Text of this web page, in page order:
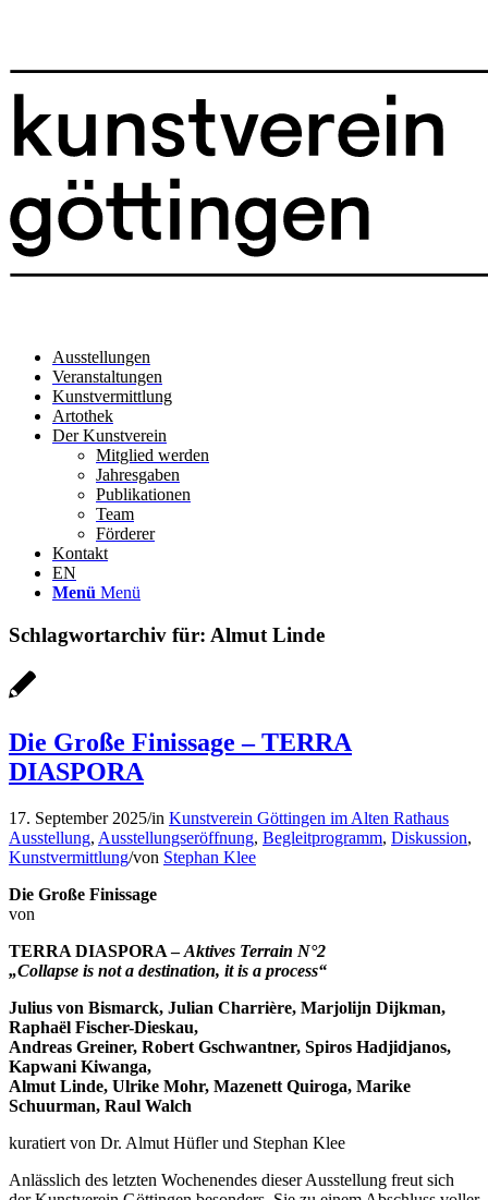
Ausstellungen
Veranstaltungen
Kunstvermittlung
Artothek
Der Kunstverein
Mitglied werden
Jahresgaben
Publikationen
Team
Förderer
Kontakt
EN
Menü Menü
Schlagwortarchiv für: Almut Linde
Die Große Finissage – TERRA
DIASPORA
17. September 2025/in Kunstverein Göttingen im Alten Rathaus
Ausstellung, Ausstellungseröffnung, Begleitprogramm, Diskussion,
Kunstvermittlung/von Stephan Klee
Die Große Finissage
von
TERRA DIASPORA –Aktives Terrain N°2
„Collapse is not a destination, it is a process“
Julius von Bismarck, Julian Charrière, Marjolijn Dijkman,
Raphaël Fischer-Dieskau,
Andreas Greiner, Robert Gschwantner, Spiros Hadjidjanos,
Kapwani Kiwanga,
Almut Linde, Ulrike Mohr, Mazenett Quiroga, Marike
Schuurman, Raul Walch
kuratiert von Dr. Almut Hüfler und Stephan Klee
Anlässlich des letzten Wochenendes dieser Ausstellung freut sich